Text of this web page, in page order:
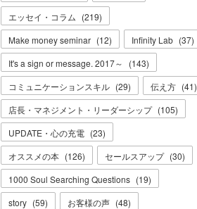
エッセイ・コラム (219)
Make money seminar (12) Infinity Lab (37)
It's a sign or message. 2017～
(143)
コミュニケーションスキル (29) 伝え方 (41)
店長・マネジメント・リーダーシップ (105)
UPDATE・心の充電 (23)
オススメの本 (126) セールスアップ (30)
1000 Soul Searching Questions (19)
story (59) お客様の声 (48)